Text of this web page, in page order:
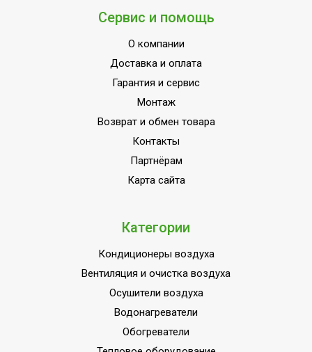
Вариант размещения
Потолочное
элементов в комплекте
Пульт управления в
Подвесная
Защита от перегрева
использовании
терморегулятора)
Область применения
оборудование (для
Сервис и помощь
О компании
Доставка и оплата
Гарантия и сервис
Монтаж
Возврат и обмен товара
Контакты
Партнёрам
Карта сайта
Категории
Кондиционеры воздуха
Вентиляция и очистка воздуха
Осушители воздуха
Водонагреватели
Обогреватели